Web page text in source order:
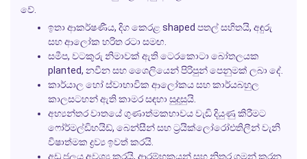
වේ.
ඉතා ආකර්ෂණීය, දිග කෙරළ shaped පතල් සහිතයි, අඳුරු
සහ ආලෝක හරිත රටා සමඟ.
සමීප, වටකුරු නිමාවක් ඇති ටෙරකොටා බෝතලයක
planted, නවීන සහ ශෛලියෙන් පිරිපුන් පෙනුමක් ලබා දේ.
කාර්යාල හෝ ස්වාභාවික ආලෝකය සහ කාර්යබහුල
කාලසටහන් ඇති කාමර සඳහා සුදුසුයි.
අභ්‍යන්තර වාතයේ ගුණාත්මකභාවය වැඩි දියුණු කිරීමට
ෆෝර්මල්ඩිහයිඩ්, බෙන්සීන් සහ ට්‍රයික්ලෝරෝඑතිලීන් වැනි
විෂාත්මක ද්‍රව්‍ය ඉවත් කරයි.
අඩු ජලය අවශ්‍ය කරයි, ආරම්භකයන් සහ නිතර ගමන් කරන